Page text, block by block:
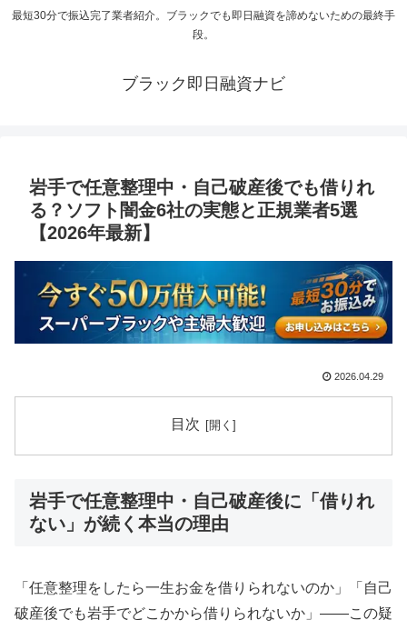
最短30分で振込完了業者紹介。ブラックでも即日融資を諦めないための最終手
段。
ブラック即日融資ナビ
岩手で任意整理中・自己破産後でも借りれ
る？ソフト闇金6社の実態と正規業者5選
【2026年最新】
2026.04.29
目次
岩手で任意整理中・自己破産後に「借りれ
ない」が続く本当の理由
「任意整理をしたら一生お金を借りられないのか」「自己
破産後でも岩手でどこかから借りられないか」——この疑